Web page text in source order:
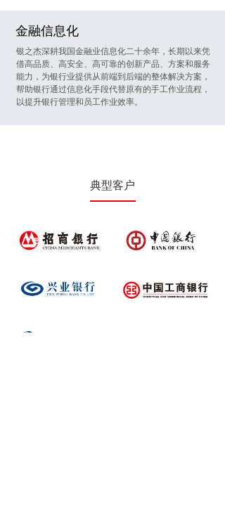
金融信息化
银之杰深耕我国金融业信息化二十余年，长期以来凭
借高品质、高安全、高可靠的创新产品、方案和服务
能力，为银行业提供从前端到后端的整体解决方案，
帮助银行通过信息化手段代替原有的手工作业流程，
以提升银行管理和员工作业效率。
典型客户